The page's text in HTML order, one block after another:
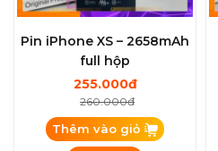
Pin iPhone XS – 2658mAh
full hộp
255.000đ
260.000đ
Thêm vào giỏ